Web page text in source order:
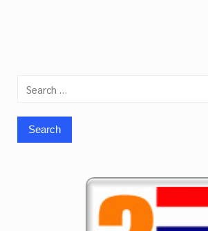
Search